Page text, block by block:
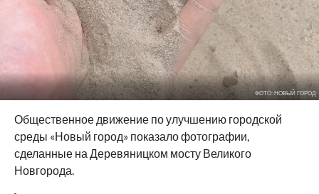
ФОТО: НОВЫЙ ГОРОД
Общественное движение по улучшению городской
среды «Новый город» показало фотографии,
сделанные на Деревяницком мосту Великого
Новгорода.